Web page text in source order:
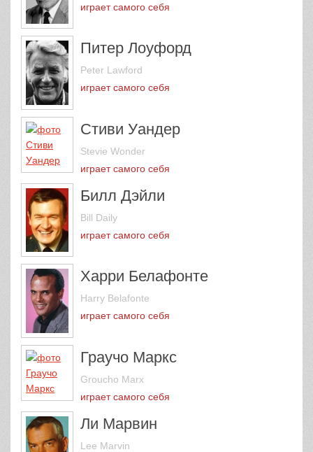
играет самого себя
Питер Лоуфорд
Peter Lawford
играет самого себя
Стиви Уандер
Stevie Wonder
играет самого себя
Билл Дэйли
Bill Daily
играет самого себя
Харри Белафонте
Harry Belafonte
играет самого себя
Граучо Маркс
Groucho Marx
играет самого себя
Ли Марвин
Lee Marvin